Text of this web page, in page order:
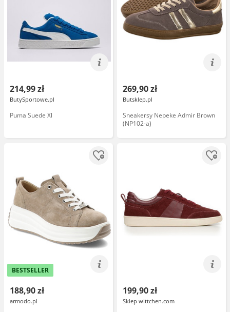
214,99 zł
ButySportowe.pl
Puma Suede Xl
269,90 zł
Butsklep.pl
Sneakersy Nepeke Admir Brown
(NP102-a)
BESTSELLER
188,90 zł
armodo.pl
199,90 zł
Sklep wittchen.com